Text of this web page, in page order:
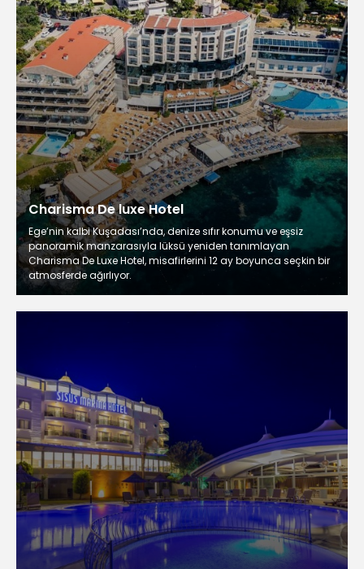
Charisma De luxe Hotel
Ege’nin kalbi Kuşadası’nda, denize sıfır konumu ve eşsiz
panoramik manzarasıyla lüksü yeniden tanımlayan
Charisma De Luxe Hotel, misafirlerini 12 ay boyunca seçkin bir
atmosferde ağırlıyor.